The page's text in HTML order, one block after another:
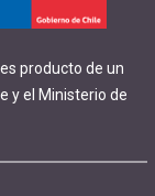
producto de un
y el Ministerio de